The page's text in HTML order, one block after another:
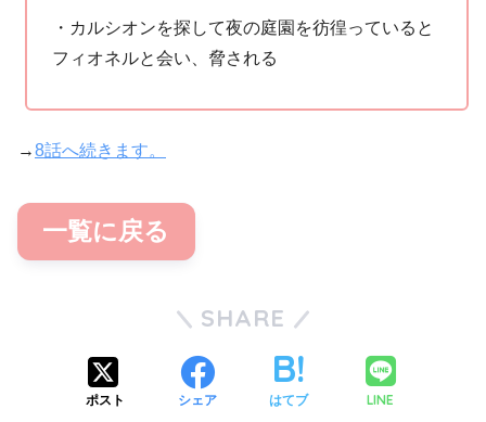
・カルシオンを探して夜の庭園を彷徨っていると
フィオネルと会い、脅される
→8話へ続きます。
一覧に戻る
SHARE
ポスト シェア はてブ LINE